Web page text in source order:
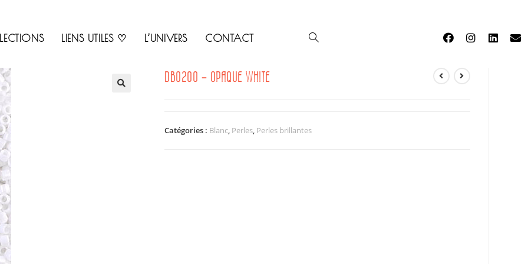
LIENS UTILES ♡ L’UNIVERS CONTACT
DB0200 – OPAQUE WHITE
Catégories : Blanc, Perles, Perles brillantes